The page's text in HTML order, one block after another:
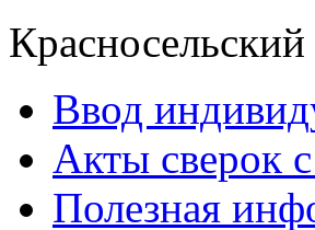
Ввод
Акты сверок
Полезная